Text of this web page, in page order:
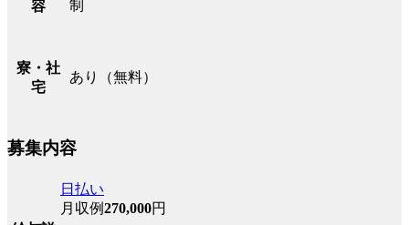
容
制
寮・社
宅
あり（無料）
募集内容
日払い
月収例270,000円